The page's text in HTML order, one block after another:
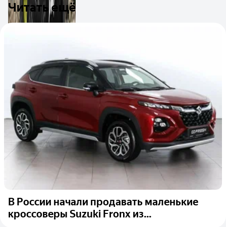
Читать ещё
В России начали продавать маленькие
кроссоверы Suzuki Fronx из...